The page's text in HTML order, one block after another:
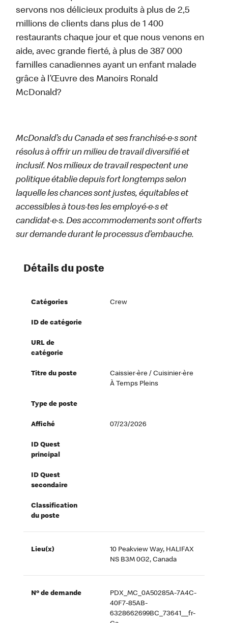
servons nos délicieux produits à plus de 2,5
millions de clients dans plus de 1 400
restaurants chaque jour et que nous venons en
aide, avec grande fierté, à plus de 387 000
familles canadiennes ayant un enfant malade
grâce à l’Œuvre des Manoirs Ronald
McDonald?
McDonald’s du Canada et ses franchisé·e·s sont
résolus à offrir un milieu de travail diversifié et
inclusif. Nos milieux de travail respectent une
politique établie depuis fort longtemps selon
laquelle les chances sont justes, équitables et
accessibles à tous·tes les employé·e·s et
candidat·e·s. Des accommodements sont offerts
sur demande durant le processus d’embauche.
Détails du poste
Catégories Crew
ID de catégorie
URL de
catégorie
Titre du poste
Caissier·ère / Cuisinier·ère
À Temps Pleins
Type de poste
Affiché 07/23/2026
ID Quest
principal
ID Quest
secondaire
Classification
du poste
Lieu(x)
10 Peakview Way, HALIFAX
NS B3M 0G2, Canada
Nº de demande
PDX_MC_0A50285A-7A4C-
40F7-85AB-
6328662699BC_73641__fr-